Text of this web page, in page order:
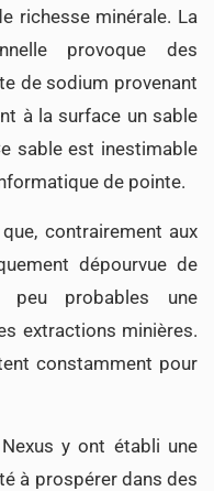
richesse minérale. La
provoque des
de sodium provenant
à la surface un sable
sable est inestimable
de pointe.
contrairement aux
dépourvue de
peu probables une
extractions minières.
constamment pour
y ont établi une
à prospérer dans des